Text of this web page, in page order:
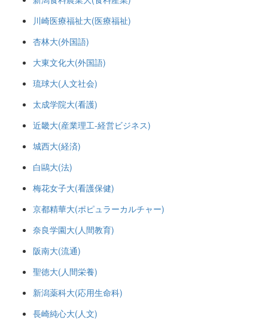
川崎医療福祉大(医療福祉)
杏林大(外国語)
大東文化大(外国語)
琉球大(人文社会)
太成学院大(看護)
近畿大(産業理工-経営ビジネス)
城西大(経済)
白鷗大(法)
梅花女子大(看護保健)
京都精華大(ポピュラーカルチャー)
奈良学園大(人間教育)
阪南大(流通)
聖徳大(人間栄養)
新潟薬科大(応用生命科)
長崎純心大(人文)